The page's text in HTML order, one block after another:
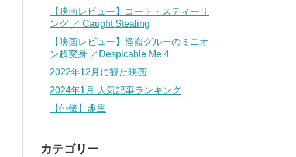
【映画レビュー】コート・スティーリ
ング ／ Caught Stealing
【映画レビュー】怪盗グルーのミニオ
ン超変身 ／Despicable Me 4
2022年12月に観た映画
2024年1月 人気記事ランキング
【俳優】趣里
カテゴリー